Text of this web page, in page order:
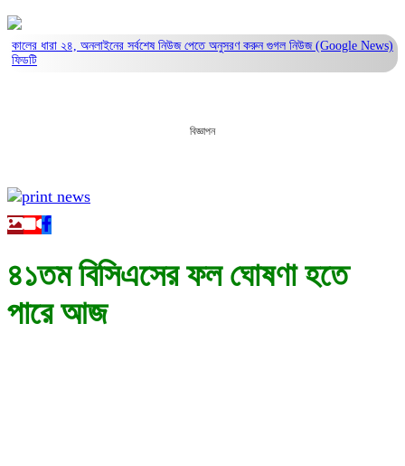
কালের ধারা ২৪, অনলাইনের সর্বশেষ নিউজ পেতে অনুসরণ করুন গুগল নিউজ (Google News)
ফিডটি
বিজ্ঞাপন
৪১তম বিসিএসের ফল ঘোষণা হতে
পারে আজ